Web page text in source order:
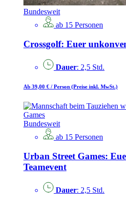
Bundesweit
ab 15 Personen
Crossgolf: Euer
Dauer: 2,5 Std.
Ab 39,00 € / Person (Preise inkl. MwSt.)
Bundesweit
ab 15 Personen
Urban Street Games:
Teamevent
Dauer: 2,5 Std.